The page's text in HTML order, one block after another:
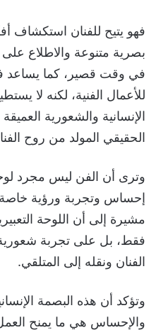
فهو يتيح للفنان استكشاف
بصرية متنوعة والاطلاع
في وقت قصير، كما يساعد
للأعمال الفنية، لكنه لا
الإنسانية والشعورية
الحقيقي المولد من روح
وترى أن الفن ليس مجرد
إحساس وتجربة ورؤية خاصة
مشيرة إلى أن اللوحة
فقط، بل على تجربة
الفنان ونقله إلى المتلقي.
وتؤكد أن هذه البصمة
والإحساس هي ما يمنح